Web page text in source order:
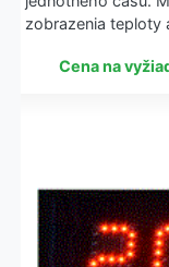
zobrazenia teploty
Cena na